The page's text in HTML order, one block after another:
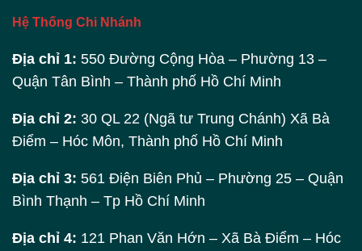
Hệ Thống Chi Nhánh
Địa chỉ 1: 550 Đường Cộng Hòa – Phường 13 –
Quận Tân Bình – Thành phố Hồ Chí Minh
Địa chỉ 2: 30 QL 22 (Ngã tư Trung Chánh) Xã Bà
Điểm – Hóc Môn, Thành phố Hồ Chí Minh
Địa chỉ 3: 561 Điện Biên Phủ – Phường 25 – Quận
Bình Thạnh – Tp Hồ Chí Minh
Địa chỉ 4: 121 Phan Văn Hớn – Xã Bà Điểm – Hóc